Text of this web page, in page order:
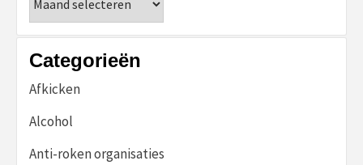
Categorieën
Afkicken
Alcohol
Anti-roken organisaties